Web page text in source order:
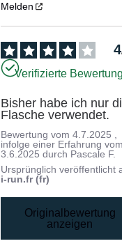
Melden
4
Verifizierte
Bisher habe ich nur
Flasche verwendet.
Bewertung vom4.7.2025 ,
infolge einer Erfahrung
3.6.2025 durch Pascale F.
Ursprünglich veröffentlicht
i-run.fr (fr)
Originalbewertung
anzeigen